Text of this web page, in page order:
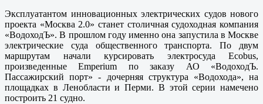
Эксплуатантом инновационных электрических судов нового
проекта «Москва 2.0» станет столичная судоходная компания
«ВодоходЪ». В прошлом году именно она запустила в Москве
электрические суда общественного транспорта. По двум
маршрутам начали курсировать электросуда Ecobus,
произведенные Emperium по заказу АО «ВодоходЪ.
Пассажирский порт» - дочерняя структура «Водохода», на
площадках в Ленобласти и Перми. В этой серии намечено
построить 21 судно.